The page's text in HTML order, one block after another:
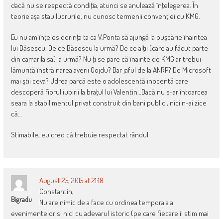
dacă nu se respectă condiţia, atunci se anulează înţelegerea. În
teorie aşa stau lucrurile, nu cunosc termenii convenţiei cu KMG.
Eu nu am înţeles dorinţa ta ca V.Ponta să ajungă la puşcărie înaintea
lui Băsescu. De ce Băsescu la urmă? De ce alţii (care au făcut parte
din camarila sa) la urmă? Nu ţi se pare că înainte de KMG ar trebui
lămurită înstrăinarea averii Gojdu? Dar jaful de la ANRP? De Microsoft
mai ştii ceva? Udrea parcă este o adolescentă inocentă care
descoperă fiorul iubirii la braţul lui Valentin…Dacă nu s-ar întoarcea
seara la stabilimentul privat construit din bani publici, nici n-ai zice
că…
Stimabile, eu cred că trebuie respectat rândul.
Bigradu
August 25, 2015 at 21:18
Constantin,
Nu are nimic de a face cu ordinea temporala a
evenimentelor si nici cu adevarul istoric (pe care fiecare il stim mai